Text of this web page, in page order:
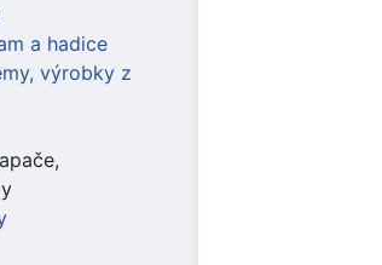
a hadice
výrobky z